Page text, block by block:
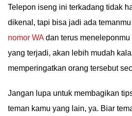
Telepon iseng ini terkadang tidak
dikenal, tapi bisa jadi ada
nomor WAdan terus
yang terjadi, akan lebih mudah
memperingatkan orang tersebut
Jangan lupa untuk membagikan
teman kamu yang lain, ya. Biar